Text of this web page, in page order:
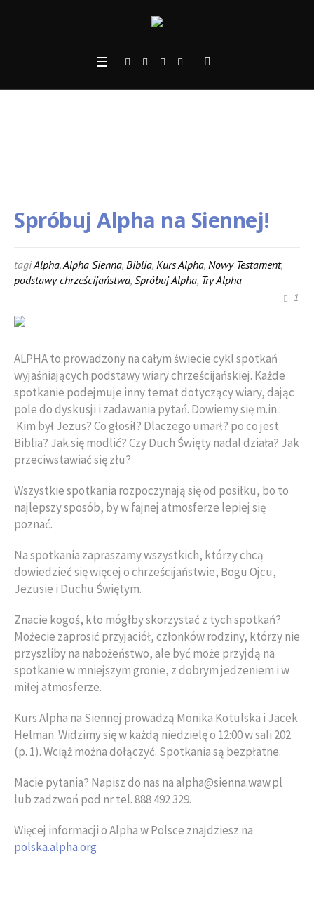
Spróbuj Alpha na Siennej!
tagiAlpha,Alpha Sienna, Biblia, Kurs Alpha, Nowy Testament,
podstawy chrześcijaństwa, Spróbuj Alpha, Try Alpha
1
ALPHA to prowadzony na całym świecie cykl spotkań
wyjaśniających podstawy wiary chrześcijańskiej. Każde
spotkanie podejmuje inny temat dotyczący wiary, dając
pole do dyskusji i zadawania pytań. Dowiemy się m.in.:
Kim był Jezus? Co głosił? Dlaczego umarł? po co jest
Biblia? Jak się modlić? Czy Duch Święty nadal działa? Jak
przeciwstawiać się złu?
Wszystkie spotkania rozpoczynają się od posiłku, bo to
najlepszy sposób, by w fajnej atmosferze lepiej się
poznać.
Na spotkania zapraszamy wszystkich, którzy chcą
dowiedzieć się więcej o chrześcijaństwie, Bogu Ojcu,
Jezusie i Duchu Świętym.
Znacie kogoś, kto mógłby skorzystać z tych spotkań?
Możecie zaprosić przyjaciół, członków rodziny, którzy nie
przyszliby na nabożeństwo, ale być może przyjdą na
spotkanie w mniejszym gronie, z dobrym jedzeniem i w
miłej atmosferze.
Kurs Alpha na Siennej prowadzą Monika Kotulska i Jacek
Helman. Widzimy się w każdą niedzielę o 12:00 w sali 202
(p. 1). Wciąż można dołączyć. Spotkania są bezpłatne.
Macie pytania? Napisz do nas na alpha@sienna.waw.pl
lub zadzwoń pod nr tel. 888 492 329.
Więcej informacji o Alpha w Polsce znajdziesz na
polska.alpha.org